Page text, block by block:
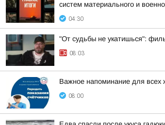
систем материального и
04:30
"От судьбы не укатишься":
08:03
Важное напоминание для всех
08:00